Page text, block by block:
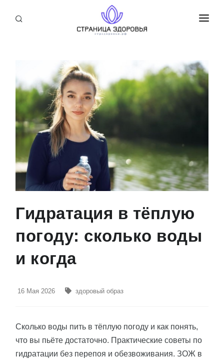
БЛОГ
НОВОСТИ
О НАС
Гидратация в тёплую
погоду: сколько воды
и когда
16 Мая 2026 здоровый образ
Сколько воды пить в тёплую погоду и как понять,
что вы пьёте достаточно. Практические советы по
гидратации без перепоя и обезвоживания. ЗОЖ в